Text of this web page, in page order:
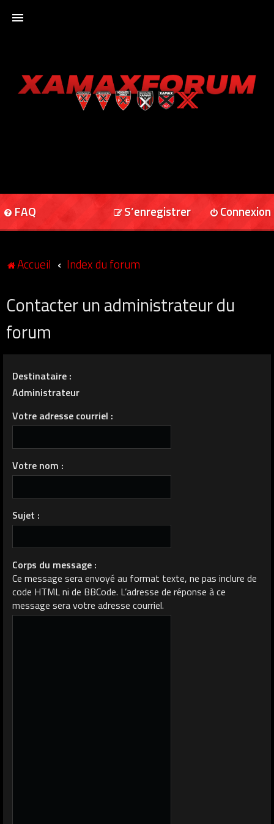
XAMAXFORUM
FAQ Connexion
S’enregistrer
Accueil Index du forum
Contacter un administrateur du
forum
Destinataire :
Administrateur
Votre adresse courriel :
Votre nom :
Sujet :
Corps du message :
Ce message sera envoyé au format texte, ne pas inclure de
code HTML ni de BBCode. L’adresse de réponse à ce
message sera votre adresse courriel.